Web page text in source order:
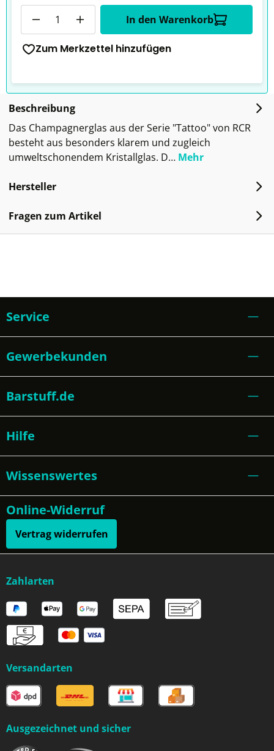
In den Warenkorb
Zum Merkzettel hinzufügen
Beschreibung
Das Champagnerglas aus der Serie "Tattoo" von RCR
besteht aus besonders klarem und zugleich
umweltschonendem Kristallglas. D… Mehr
Hersteller
Fragen zum Artikel
Service
Gewerbekunden
Barstuff.de
Hilfe
Wissenswertes
Online-Widerruf
Vertrag widerrufen
Zahlarten
Versandarten
Ausgezeichnet und sicher